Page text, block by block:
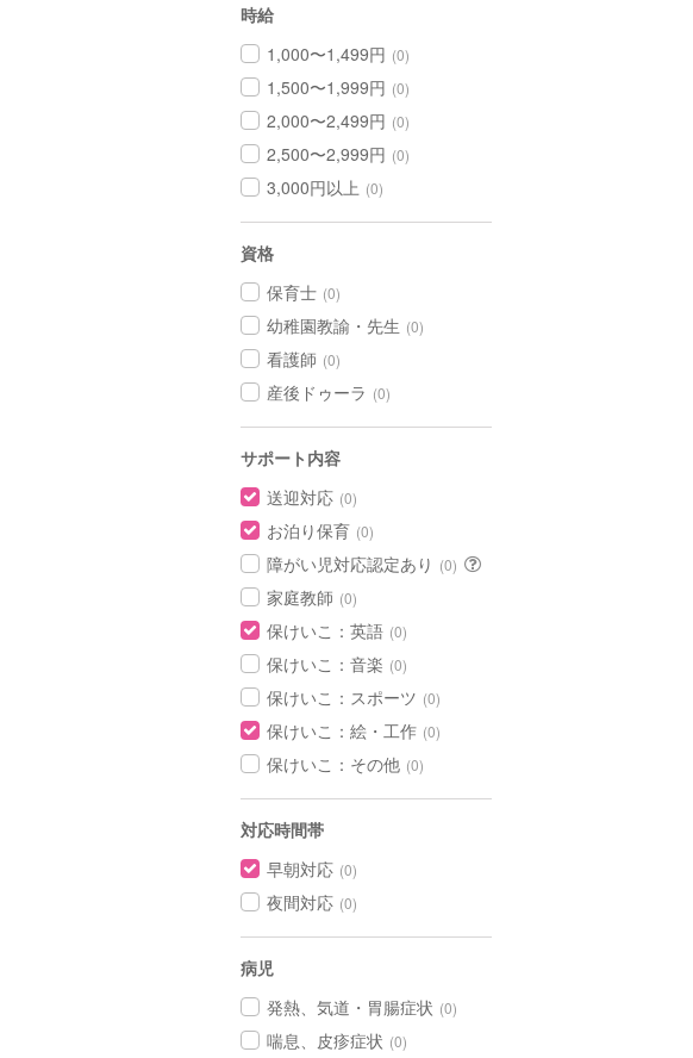
時給
1,000〜1,499円 (0)
1,500〜1,999円 (0)
2,000〜2,499円 (0)
2,500〜2,999円 (0)
3,000円以上 (0)
資格
保育士 (0)
幼稚園教諭・先生 (0)
看護師 (0)
産後ドゥーラ (0)
サポート内容
送迎対応 (0)
お泊り保育 (0)
障がい児対応認定あり (0)
家庭教師 (0)
保けいこ：英語 (0)
保けいこ：音楽 (0)
保けいこ：スポーツ (0)
保けいこ：絵・工作 (0)
保けいこ：その他 (0)
対応時間帯
早朝対応 (0)
夜間対応 (0)
病児
発熱、気道・胃腸症状 (0)
喘息、皮疹症状 (0)